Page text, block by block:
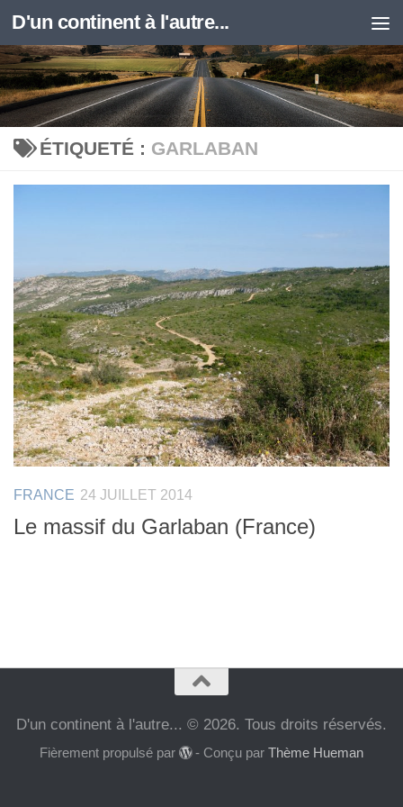
Skip to content
D'un continent à l'autre...
ÉTIQUETÉ : GARLABAN
FRANCE 24 JUILLET 2014
Le massif du Garlaban (France)
D'un continent à l'autre... © 2026. Tous droits réservés.
Fièrement propulsé par - Conçu parThème Hueman